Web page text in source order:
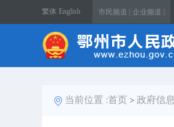
繁体 English 市民频道 | 企业频道 |
当前位置 :首页 > 政府信